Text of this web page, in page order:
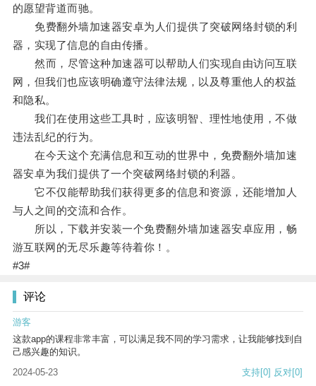
的愿望背道而驰。
免费翻外墙加速器安卓为人们提供了突破网络封锁的利
器，实现了信息的自由传播。
然而，尽管这种加速器可以帮助人们实现自由访问互联
网，但我们也应该明确遵守法律法规，以及尊重他人的权益
和隐私。
我们在使用这些工具时，应该明智、理性地使用，不做
违法乱纪的行为。
在今天这个充满信息和互动的世界中，免费翻外墙加速
器安卓为我们提供了一个突破网络封锁的利器。
它不仅能帮助我们获得更多的信息和资源，还能增加人
与人之间的交流和合作。
所以，下载并安装一个免费翻外墙加速器安卓应用，畅
游互联网的无尽乐趣等待着你！。
#3#
评论
游客
这款app的课程非常丰富，可以满足我不同的学习需求，让我能够找到自
己感兴趣的知识。
2024-05-23
支持[0] 反对[0]